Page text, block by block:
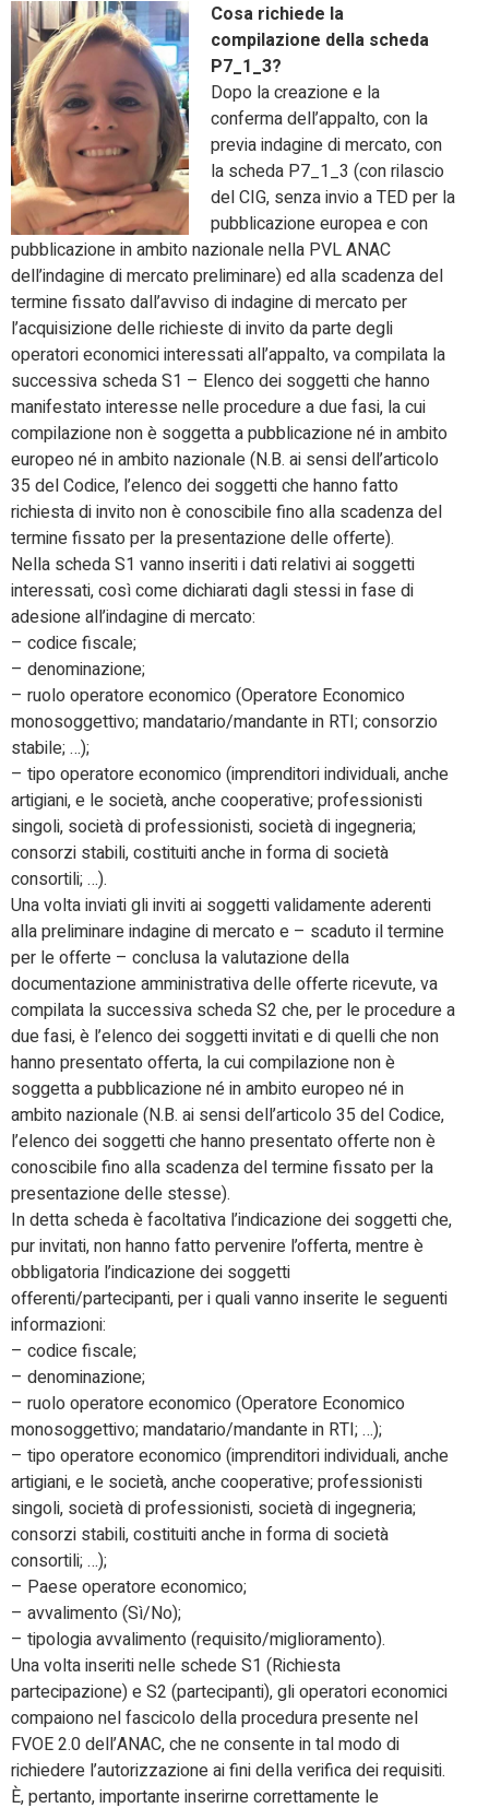
Cosa richiede la
compilazione della scheda
P7_1_3?
Dopo la creazione e la
conferma dell’appalto, con la
previa indagine di mercato, con
la scheda P7_1_3 (con rilascio
del CIG, senza invio a TED per la
pubblicazione europea e con
pubblicazione in ambito nazionale nella PVL ANAC
dell’indagine di mercato preliminare) ed alla scadenza del
termine fissato dall’avviso di indagine di mercato per
l’acquisizione delle richieste di invito da parte degli
operatori economici interessati all’appalto, va compilata la
successiva scheda S1 – Elenco dei soggetti che hanno
manifestato interesse nelle procedure a due fasi, la cui
compilazione non è soggetta a pubblicazione né in ambito
europeo né in ambito nazionale (N.B. ai sensi dell’articolo
35 del Codice, l’elenco dei soggetti che hanno fatto
richiesta di invito non è conoscibile fino alla scadenza del
termine fissato per la presentazione delle offerte).
Nella scheda S1 vanno inseriti i dati relativi ai soggetti
interessati, così come dichiarati dagli stessi in fase di
adesione all’indagine di mercato:
– codice fiscale;
– denominazione;
– ruolo operatore economico (Operatore Economico
monosoggettivo; mandatario/mandante in RTI; consorzio
stabile; …);
– tipo operatore economico (imprenditori individuali, anche
artigiani, e le società, anche cooperative; professionisti
singoli, società di professionisti, società di ingegneria;
consorzi stabili, costituiti anche in forma di società
consortili; …).
Una volta inviati gli inviti ai soggetti validamente aderenti
alla preliminare indagine di mercato e – scaduto il termine
per le offerte – conclusa la valutazione della
documentazione amministrativa delle offerte ricevute, va
compilata la successiva scheda S2 che, per le procedure a
due fasi, è l’elenco dei soggetti invitati e di quelli che non
hanno presentato offerta, la cui compilazione non è
soggetta a pubblicazione né in ambito europeo né in
ambito nazionale (N.B. ai sensi dell’articolo 35 del Codice,
l’elenco dei soggetti che hanno presentato offerte non è
conoscibile fino alla scadenza del termine fissato per la
presentazione delle stesse).
In detta scheda è facoltativa l’indicazione dei soggetti che,
pur invitati, non hanno fatto pervenire l’offerta, mentre è
obbligatoria l’indicazione dei soggetti
offerenti/partecipanti, per i quali vanno inserite le seguenti
informazioni:
– codice fiscale;
– denominazione;
– ruolo operatore economico (Operatore Economico
monosoggettivo; mandatario/mandante in RTI; …);
– tipo operatore economico (imprenditori individuali, anche
artigiani, e le società, anche cooperative; professionisti
singoli, società di professionisti, società di ingegneria;
consorzi stabili, costituiti anche in forma di società
consortili; …);
– Paese operatore economico;
– avvalimento (Sì/No);
– tipologia avvalimento (requisito/miglioramento).
Una volta inseriti nelle schede S1 (Richiesta
partecipazione) e S2 (partecipanti), gli operatori economici
compaiono nel fascicolo della procedura presente nel
FVOE 2.0 dell’ANAC, che ne consente in tal modo di
richiedere l’autorizzazione ai fini della verifica dei requisiti.
È, pertanto, importante inserirne correttamente le